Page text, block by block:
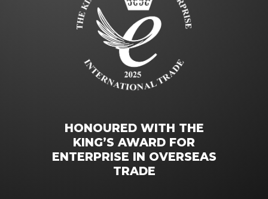
HONOURED WITH THE
KING’S AWARD FOR
ENTERPRISE IN OVERSEAS
TRADE